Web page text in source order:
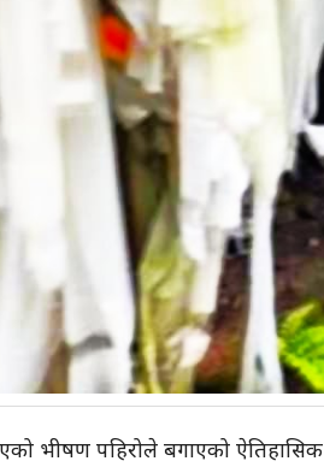
भीषण पहिरोले बगाएको ऐतिहासिक